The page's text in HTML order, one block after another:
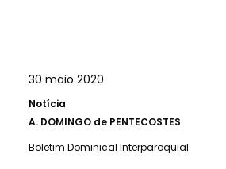
30 maio 2020
Notícia
A. DOMINGO de PENTECOSTES
Boletim Dominical Interparoquial